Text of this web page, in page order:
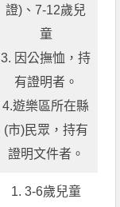
證)、7-12歲兒
童
3. 因公撫恤，持
有證明者。
4.遊樂區所在縣
(市)民眾，持有
證明文件者。
1. 3-6歲兒童